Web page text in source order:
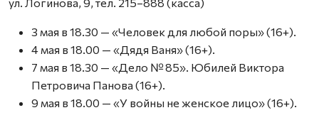
3 мая в 18.30 — «Человек для любой поры» (16+).
4 мая в 18.00 — «Дядя Ваня» (16+).
7 мая в 18.30 — «Дело № 85». Юбилей Виктора
Петровича Панова (16+).
9 мая в 18.00 — «У войны не женское лицо» (16+).